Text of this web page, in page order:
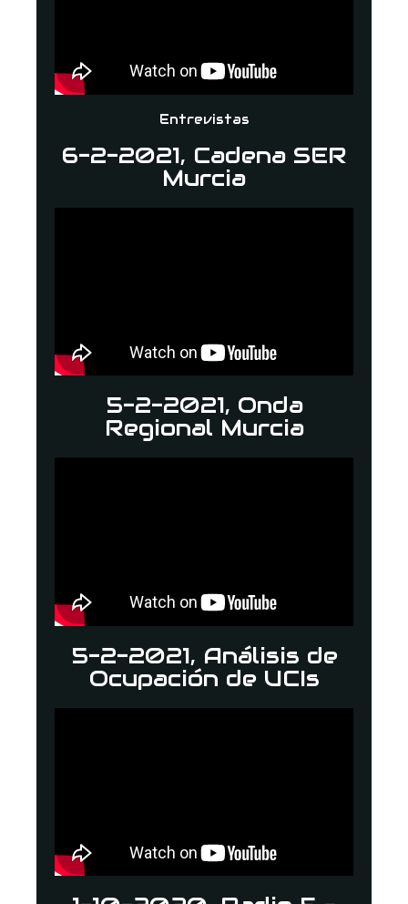
Entrevistas
6-2-2021, Cadena SER
Murcia
5-2-2021, Onda
Regional Murcia
5-2-2021, Análisis de
Ocupación de UCIs